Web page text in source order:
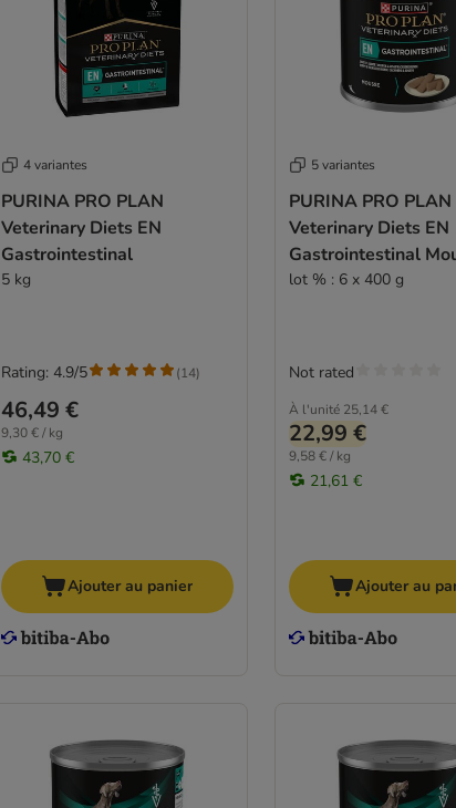
4 variantes
PURINA PRO PLAN
Veterinary Diets EN
Gastrointestinal
5 kg
46,49 €
9,30 € / kg
43,70 €
Rating: 4.9/5 (14)
Ajouter au panier
5 variantes
PURINA PRO PLAN
Veterinary Diets EN
Gastrointestinal
lot % : 6 x 400 g
À l'unité 25,14 €
22,99 €
9,58 € / kg
21,61 €
Not rated
Ajouter au